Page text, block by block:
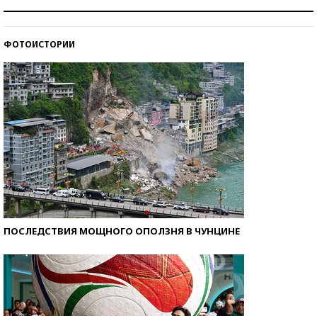
ФОТОИСТОРИИ
ПОСЛЕДСТВИЯ МОЩНОГО ОПОЛЗНЯ В ЧУНЦИНЕ